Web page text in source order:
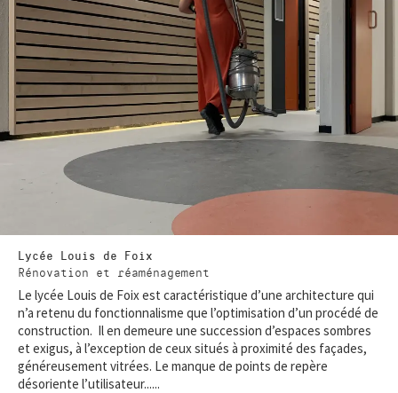
Lycée Louis de Foix
Rénovation et réaménagement
Le lycée Louis de Foix est caractéristique d’une architecture qui
n’a retenu du fonctionnalisme que l’optimisation d’un procédé de
construction. Il en demeure une succession d’espaces sombres
et exigus, à l’exception de ceux situés à proximité des façades,
généreusement vitrées. Le manque de points de repère
désoriente l’utilisateur......